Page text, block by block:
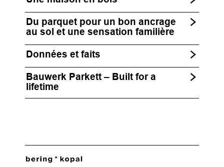
Du parquet pour un bon ancrage
au sol et une sensation familière
Données et faits
Bauwerk Parkett – Built for a
lifetime